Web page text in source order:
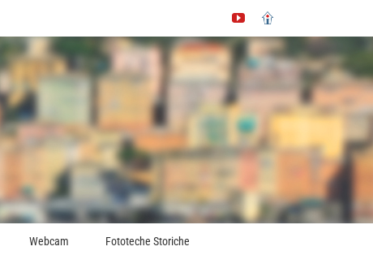
YouTube
Immobiliare.it
Webcam Fototeche Storiche